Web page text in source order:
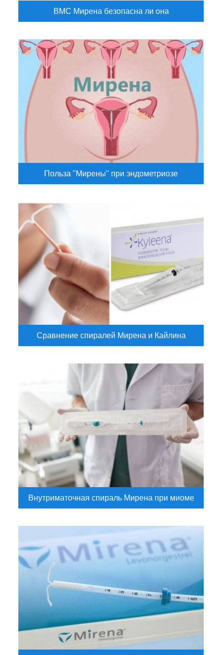
ВМС Мирена безопасна ли она
Польза "Мирены" при эндометриозе
Сравнение спиралей Мирена и Кайлина
Внутриматочная спираль Мирена при миоме